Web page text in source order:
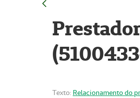
Texto: Relacionamento do